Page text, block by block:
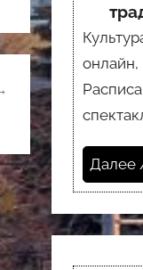
онлайн,
Далее